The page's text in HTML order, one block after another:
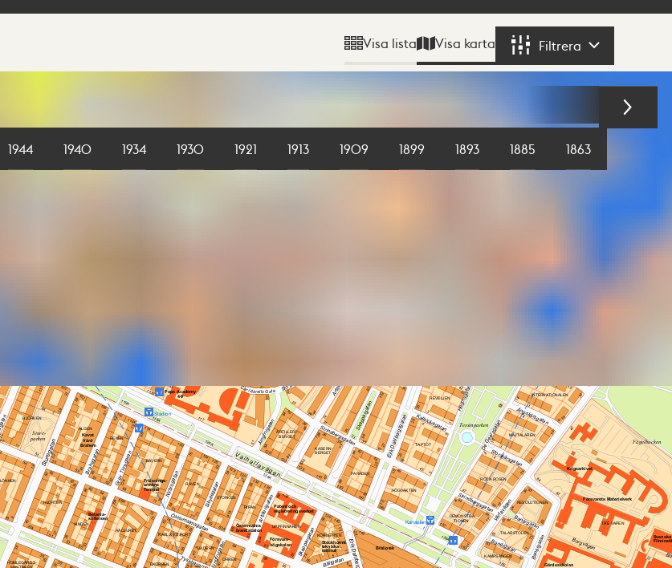
Visa lista Visa karta Filtrera
1944 1940 1934 1930 1921 1913 1909 1899 1893 1885 1863